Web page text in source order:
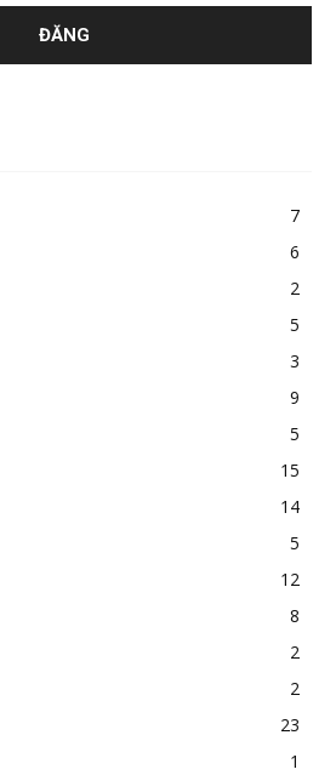
7
6
2
5
3
9
5
15
14
5
12
8
2
2
23
1